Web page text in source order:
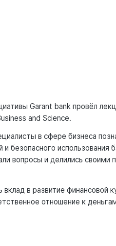
Garant bank провёл
and Science.
в сфере бизнеса
безопасного использования
вопросы и делились
в развитие финансовой
отношение к